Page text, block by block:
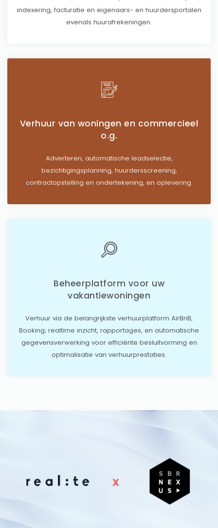
indexering, facturatie en eigenaars- en huurdersportalen
evenals huurafrekeningen.
Verhuur van woningen en commercieel
o.g.
Adverteren, automatische leadselectie,
bezichtigingsplanning, huurdersscreening,
contractopstelling en ondertekening, en oplevering.
Beheerplatform voor uw
vakantiewoningen
Verhuur via de belangrijkste verhuurplatform AirBnB,
Booking; realtime inzicht, rapportages, en automatische
gegevensverwerking voor efficiënte besluitvorming en
optimalisatie van verhuurprestaties.